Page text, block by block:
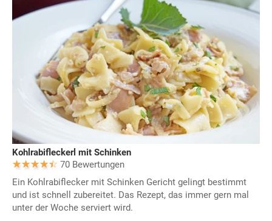
Kohlrabifleckerl mit Schinken
70 Bewertungen
Ein Kohlrabiflecker mit Schinken Gericht gelingt bestimmt
und ist schnell zubereitet. Das Rezept, das immer gern mal
unter der Woche serviert wird.